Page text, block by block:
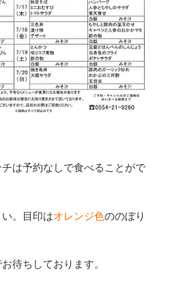
は予約なしで食べることがで
。目印はオレンジ色ののぼり
待ちしております。